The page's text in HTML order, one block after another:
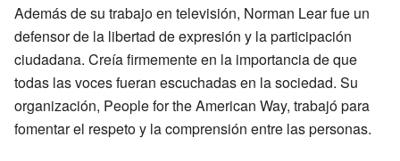
Además de su trabajo en televisión, Norman Lear fue un
defensor de la libertad de expresión y la participación
ciudadana. Creía firmemente en la importancia de que
todas las voces fueran escuchadas en la sociedad. Su
organización, People for the American Way, trabajó para
fomentar el respeto y la comprensión entre las personas.